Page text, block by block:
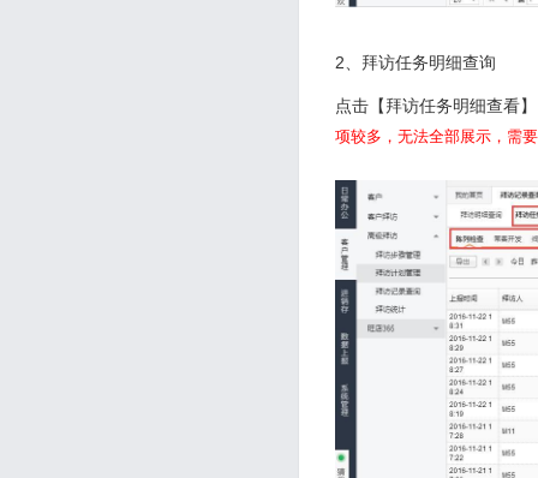
2、拜访任务明细查询
点击【拜访任务明细查看
项较多，无法全部展示，需